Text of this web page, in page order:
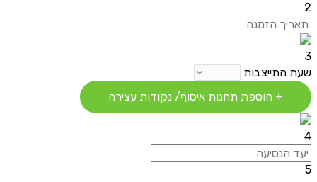
2
3
שעת התייצבות
+ הוספת תחנות איסוף/ נקודות עצירה
4
5